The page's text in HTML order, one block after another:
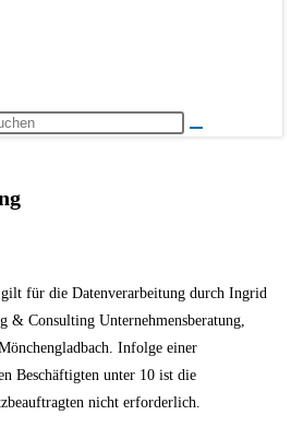
für die Datenverarbeitung durch Ingrid
& Consulting Unternehmensberatung,
Infolge einer
Beschäftigten unter 10 ist die
nicht erforderlich.